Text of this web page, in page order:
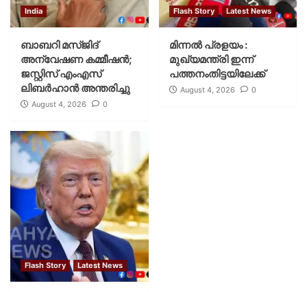
India
ബാബറി മസ്ജിദ്
അന്വേഷണ കമ്മീഷന്‍;
ജസ്റ്റിസ് എംഎസ്
ലിബര്‍ഹാന്‍ അന്തരിച്ചു
August 4, 2026 0
Flash Story Latest News
മിന്നല്‍ പ്രളയം :
മുഖ്യമന്ത്രി ഇന്ന്
പത്തനംതിട്ടയിലേക്ക്
August 4, 2026 0
Flash Story Latest News